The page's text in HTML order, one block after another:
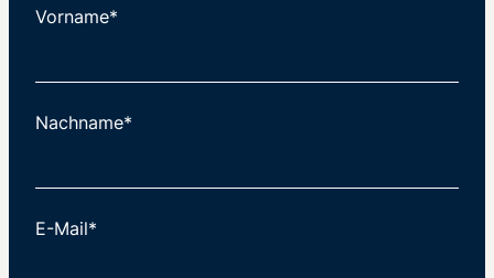
Vorname*
Nachname*
E-Mail*